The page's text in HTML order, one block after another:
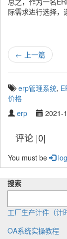
际需求进行选择，
← 上一篇
T
a
g
d
i
t
h
:
erp管理系统,
价格
W
i
t
e
b
y
erp
P
s
d
2021-
评论 |0|
You must be
搜索
工厂生产计件（计
OA系统实操教程